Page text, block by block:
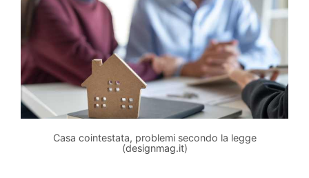
Casa cointestata, problemi secondo la legge
(designmag.it)